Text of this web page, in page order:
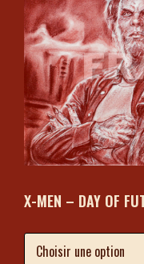
X-MEN – DAY OF